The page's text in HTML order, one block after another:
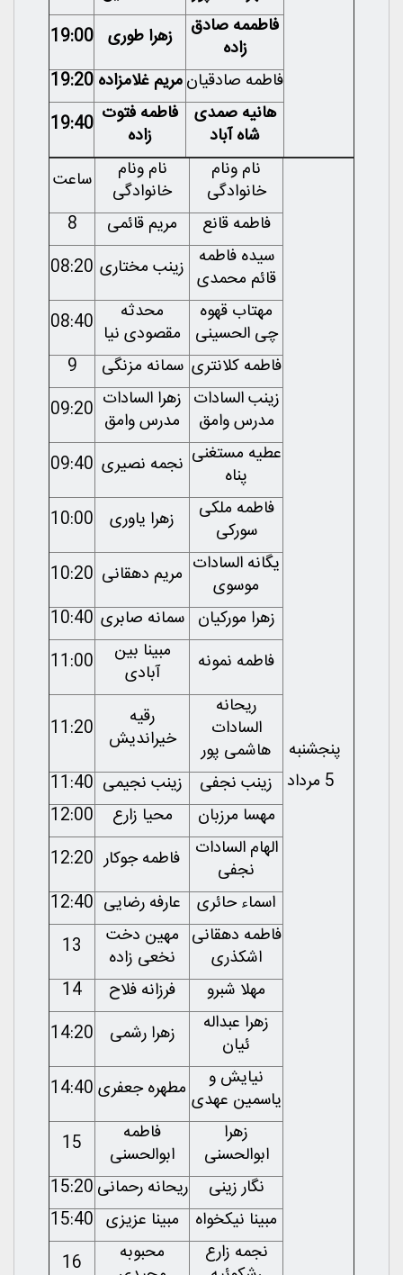
فاطممه صادق
زاده
زهرا طوری 19:00
فاطمه صادقیانمریم غلامزاده 19:20
هانیه صمدی
شاه آباد
فاطمه فتوت
زاده
19:40
پنجشنبه
نام ونام
خانوادگی
نام ونام
خانوادگی
ساعت
فاطمه قانع
مریم قائمی
8
سیده فاطمه
قائم محمدی زینب مختاری 08:20
مهتاب قهوه
چی الحسینی
محدثه
مقصودی نیا 08:40
فاطمه کلانتری سمانه مزنگی
9
زینب السادات
مدرس وامق
زهرا السادات
مدرس وامق 09:20
عطیه مستغنی
پناه
نجمه نصیری 09:40
فاطمه ملکی
سورکی
زهرا یاوری
10:00
یگانه السادات
موسوی
مریم دهقانی 10:20
زهرا مورکیان سمانه صابری 10:40
فاطمه نمونه
مبینا بین
آبادی
11:00
ریحانه
السادات
هاشمی پور
رقیه
خیراندیش
11:20
زینب نجفی زینب نجیمی 11:40
مهسا مرزبان
محیا زارع
12:00
الهام السادات
نجفی
فاطمه جوکار 12:20
اسماء حائری
عارفه رضایی 12:40
فاطمه دهقانی
اشکذری
مهین دخت
نخعی زاده
13
مهلا شبرو
فرزانه فلاح
14
زهرا عبداله
ئیان
زهرا رشمی
14:20
نیایش و
یاسمین عهدی مطهره جعفری 14:40
زهرا
ابوالحسنی
فاطمه
ابوالحسنی
15
نگار زینی
ریحانه رحمانی 15:20
مبینا نیکخواه
مبینا عزیزی 15:40
نجمه زارع
محبوبه
16